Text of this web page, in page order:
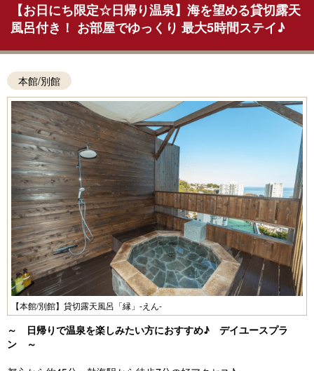
【お日にち限定☆日帰り温泉】海を望める貸切露天
風呂付き！ お部屋でゆっくり 最大5時間ステイ♪
本館/別館
【本館/別館】貸切露天風呂「縁」-えん-
～ 日帰りで温泉を楽しみたい方におすすめ♪ デイユースプラ
ン ～